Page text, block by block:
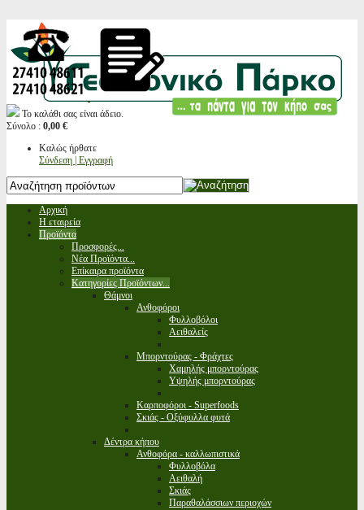
Το καλάθι σας είναι άδειο.
Σύνολο : 0,00 €
Καλώς ήρθατε
Σύνδεση | Εγγραφή
Αρχική
Η εταιρεία
Προϊόντα
Προσφορές...
Νέα Προϊόντα...
Επίκαιρα προϊόντα
Κατηγορίες Προϊόντων...
Θάμνοι
Ανθοφόροι
Φυλλοβόλοι
Αειθαλείς
Μπορντούρας - Φράχτες
Χαμηλής μπορντούρας
Υψηλής μπορντούρας
Καρποφόροι - Superfoods
Σκιάς - Οξύφυλλα φυτά
Δέντρα κήπου
Ανθοφόρα - καλλωπιστικά
Φυλλοβόλα
Αειθαλή
Σκιάς
Παραθαλάσσιων περιοχών